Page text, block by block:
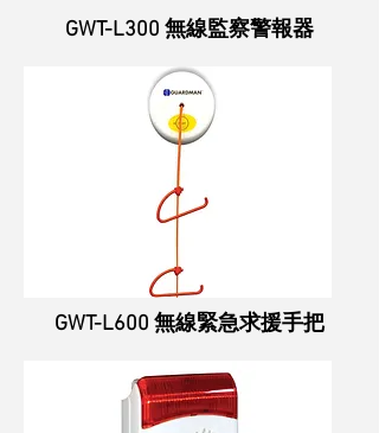
GWT-L300 無線監察警報器
GWT-L600 無線緊急求援手把